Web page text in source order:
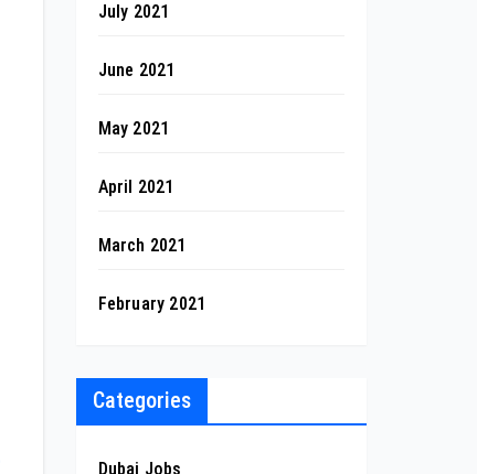
July 2021
June 2021
May 2021
April 2021
March 2021
February 2021
Categories
Dubai Jobs